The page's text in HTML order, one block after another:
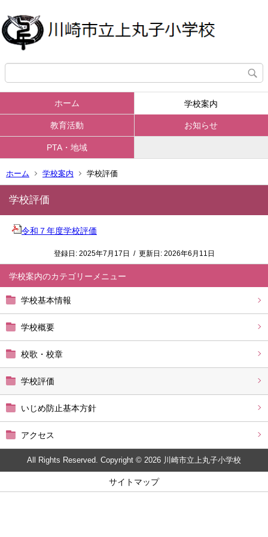
ホーム 学校案内
教育活動 お知らせ
PTA・地域
ホーム 学校案内 学校評価
学校案内
学校基本情報
学校概要
校歌・校章
学校評価
いじめ防止基本方針
アクセス
学校評価
令和７年度学校評価
登録日: 2025年7月17日 / 更新日: 2026年6月11日
All Rights Reserved. Copyright © 2026 川崎市立上丸子小学校
サイトマップ